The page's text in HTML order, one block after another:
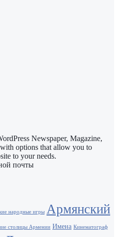
Newspaper, Magazine,
options that allow you to
to your needs.
почты
народные игры Армянский
столицы Армении Имена Кинематограф